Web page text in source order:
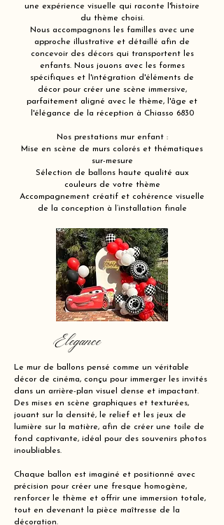
une expérience visuelle qui raconte l'histoire
du thème choisi.
Nous accompagnons les familles avec une
approche illustrative et détaillé afin de
concevoir des décors qui transportent les
enfants. Nous jouons avec les formes
spécifiques et l'intégration d'éléments de
décor pour créer une scène immersive,
parfaitement aligné avec le thème, l'âge et
l'élégance de la réception à Chiasso 6830
Nos prestations mur enfant :
Mise en scène de murs colorés et thématiques
sur-mesure
Sélection de ballons haute qualité aux
couleurs de votre thème
Accompagnement créatif et cohérence visuelle
de la conception à l’installation finale
Elegance
Le mur de ballons pensé comme un véritable
décor de cinéma, conçu pour immerger les invités
dans un arrière-plan visuel dense et impactant.
Des mises en scène graphiques et texturées,
jouant sur la densité, le relief et les jeux de
lumière sur la matière, afin de créer une toile de
fond captivante, idéal pour des souvenirs photos
inoubliables.
Chaque ballon est imaginé et positionné avec
précision pour créer une fresque homogène,
renforcer le thème et offrir une immersion totale,
tout en devenant la pièce maîtresse de la
décoration.